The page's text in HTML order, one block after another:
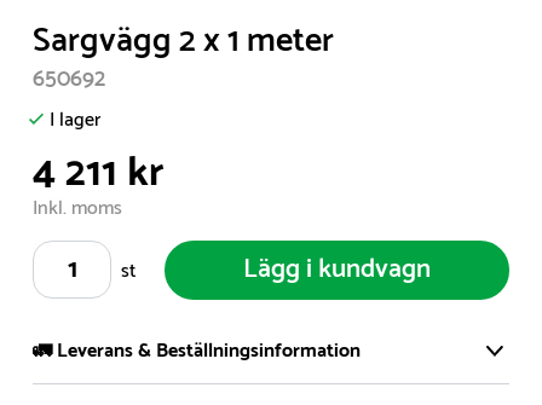
of
2
Sargvägg 2 x 1 meter
650692
I lager
4 211 kr
Inkl. moms
st
Lägg i kundvagn
🚛 Leverans & Beställningsinformation